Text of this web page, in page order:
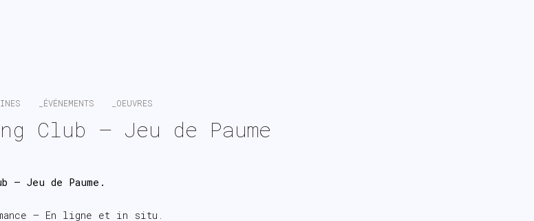
_ÉVÉNEMENTS _OEUVRES
Club – Jeu de Paume
– Jeu de Paume.
– En ligne et in situ.